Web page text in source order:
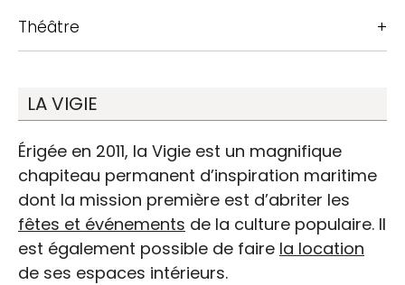
Théâtre
LA VIGIE
Érigée en 2011, la Vigie est un magnifique
chapiteau permanent d’inspiration maritime
dont la mission première est d’abriter les
fêtes et événements de la culture populaire. Il
est également possible de faire la location
de ses espaces intérieurs.